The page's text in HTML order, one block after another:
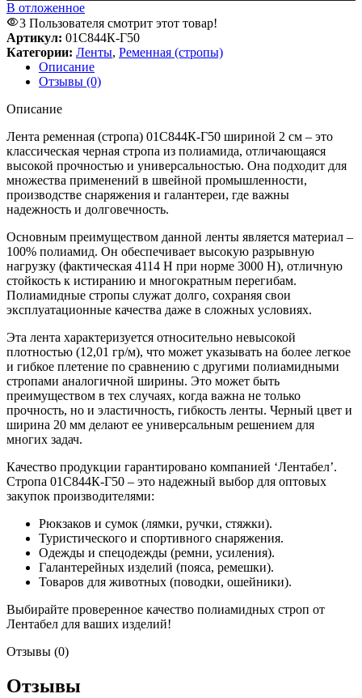
В отложенное
3 Пользователя смотрит этот товар!
Артикул: 01С844К-Г50
Категории: Ленты, Ременная (стропы)
Описание
Отзывы (0)
Описание
Лента ременная (стропа) 01С844К-Г50 шириной 2 см – это
классическая черная стропа из полиамида, отличающаяся
высокой прочностью и универсальностью. Она подходит для
множества применений в швейной промышленности,
производстве снаряжения и галантереи, где важны
надежность и долговечность.
Основным преимуществом данной ленты является материал –
100% полиамид. Он обеспечивает высокую разрывную
нагрузку (фактическая 4114 H при норме 3000 H), отличную
стойкость к истиранию и многократным перегибам.
Полиамидные стропы служат долго, сохраняя свои
эксплуатационные качества даже в сложных условиях.
Эта лента характеризуется относительно невысокой
плотностью (12,01 гр/м), что может указывать на более легкое
и гибкое плетение по сравнению с другими полиамидными
стропами аналогичной ширины. Это может быть
преимуществом в тех случаях, когда важна не только
прочность, но и эластичность, гибкость ленты. Черный цвет и
ширина 20 мм делают ее универсальным решением для
многих задач.
Качество продукции гарантировано компанией ‘Лентабел’.
Стропа 01С844К-Г50 – это надежный выбор для оптовых
закупок производителями:
Рюкзаков и сумок (лямки, ручки, стяжки).
Туристического и спортивного снаряжения.
Одежды и спецодежды (ремни, усиления).
Галантерейных изделий (пояса, ремешки).
Товаров для животных (поводки, ошейники).
Выбирайте проверенное качество полиамидных строп от
Лентабел для ваших изделий!
Отзывы (0)
Отзывы